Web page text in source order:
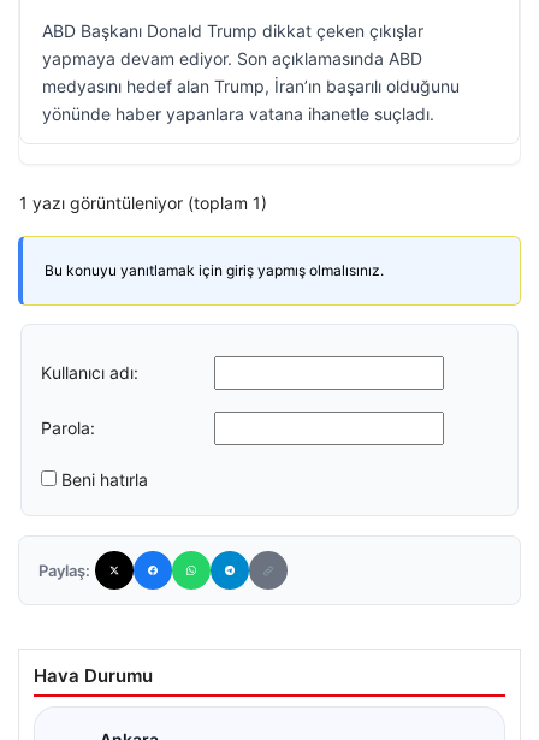
ABD Başkanı Donald Trump dikkat çeken çıkışlar
yapmaya devam ediyor. Son açıklamasında ABD
medyasını hedef alan Trump, İran’ın başarılı olduğunu
yönünde haber yapanlara vatana ihanetle suçladı.
1 yazı görüntüleniyor (toplam 1)
Bu konuyu yanıtlamak için giriş yapmış olmalısınız.
Kullanıcı adı:
Parola:
Beni hatırla
Paylaş:
Hava Durumu